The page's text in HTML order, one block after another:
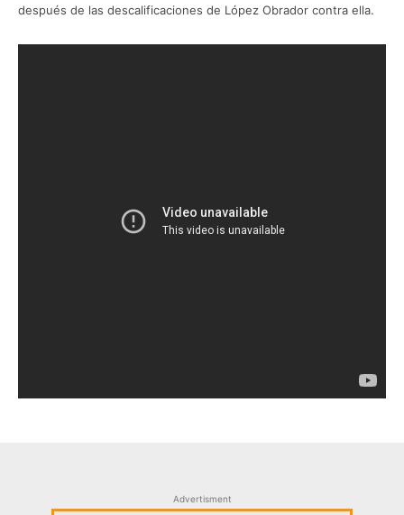
después de las descalificaciones de López Obrador contra ella.
Advertisment